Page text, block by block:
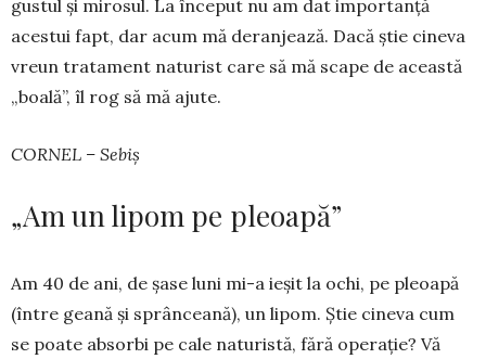
gustul și mirosul. La început nu am dat im­por­tanță
acestui fapt, dar acum mă deran­jează. Da­că știe cineva
vreun tratament naturist care să mă scape de această
„boală”, îl rog să mă ajute.
CORNEL – Sebiș
„Am un lipom pe pleoapă”
Am 40 de ani, de șase luni mi-a ieșit la ochi, pe pleoa­pă
(între geană și sprân­ceană), un lipom. Știe cineva cum
se poate ab­sorbi pe cale na­tu­ristă, fără operație? Vă